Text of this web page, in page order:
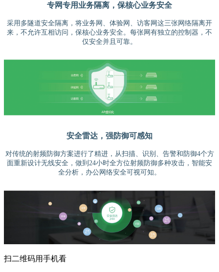
专网专用业务隔离，保核心业务安全
采用多隧道安全隔离，将业务网、体验网、访客网这三张网络隔离开
来，不允许互相访问，保核心业务安全。每张网有独立的控制器，不
仅安全并且可靠。
安全雷达，强防御可感知
对传统的射频防御方案进行了精进，从扫描、识别、告警和防御4个方
面重新设计无线安全，做到24小时全方位射频防御多种攻击，智能安
全分析，办公网络安全可视可知。
扫二维码用手机看